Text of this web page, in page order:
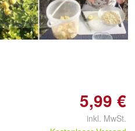
zum
5,99 €
inkl. MwSt.